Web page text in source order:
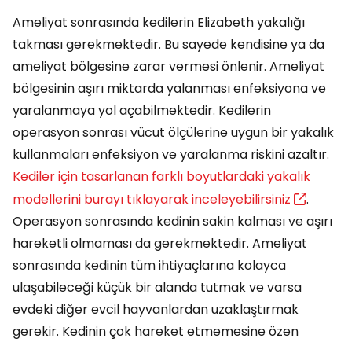
Ameliyat sonrasında kedilerin Elizabeth yakalığı
takması gerekmektedir. Bu sayede kendisine ya da
ameliyat bölgesine zarar vermesi önlenir. Ameliyat
bölgesinin aşırı miktarda yalanması enfeksiyona ve
yaralanmaya yol açabilmektedir. Kedilerin
operasyon sonrası vücut ölçülerine uygun bir yakalık
kullanmaları enfeksiyon ve yaralanma riskini azaltır.
Kediler için tasarlanan farklı boyutlardaki yakalık
modellerini burayı tıklayarak inceleyebilirsiniz
.
Operasyon sonrasında kedinin sakin kalması ve aşırı
hareketli olmaması da gerekmektedir. Ameliyat
sonrasında kedinin tüm ihtiyaçlarına kolayca
ulaşabileceği küçük bir alanda tutmak ve varsa
evdeki diğer evcil hayvanlardan uzaklaştırmak
gerekir. Kedinin çok hareket etmemesine özen